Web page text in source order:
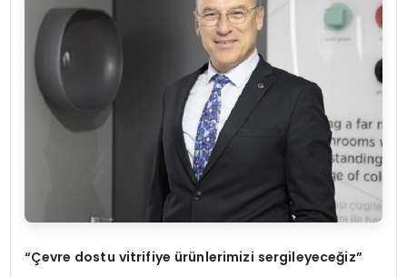
“Çevre dostu vitrifiye ürünlerimizi sergileyeceğiz”